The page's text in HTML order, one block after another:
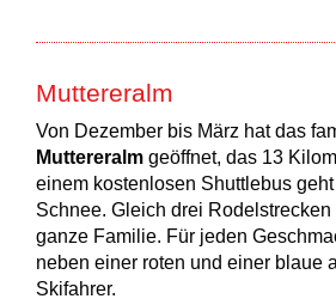
Muttereralm
Von Dezember bis März hat das
Muttereralm geöffnet, das 13
einem kostenlosen Shuttlebus
Schnee. Gleich drei
ganze Familie. Für jeden
neben einer roten und einer blaue
Skifahrer.